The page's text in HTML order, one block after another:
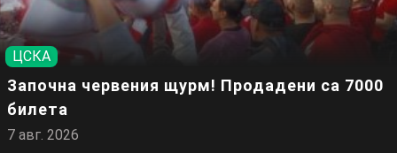
ЦСКА
Започна червения щурм! Продадени са 7000
билета
7 авг. 2026